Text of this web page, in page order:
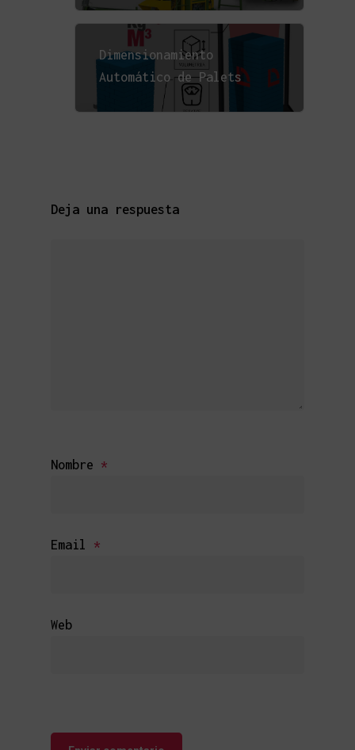
Dimensionamiento
Automático de Palets
Deja una respuesta
Nombre *
Email *
Web